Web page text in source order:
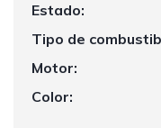
Estado:
Tipo de
Motor:
Color: